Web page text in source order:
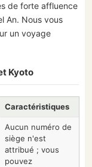
de forte affluence
An. Nous vous
un voyage
Kyoto
Caractéristiques
Aucun numéro de
siège n'est
attribué ; vous
pouvez